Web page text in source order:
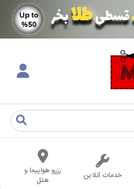
خدمات آنلاین
رزرو هواپیما و
هتل